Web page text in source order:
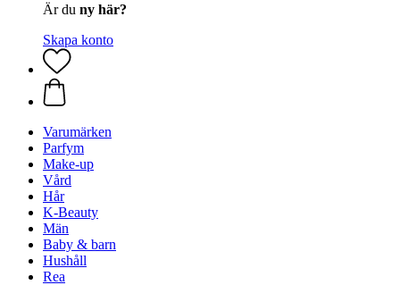
Är du ny här?
Skapa konto
Varumärken
Parfym
Make-up
Vård
Hår
K-Beauty
Män
Baby & barn
Hushåll
Rea